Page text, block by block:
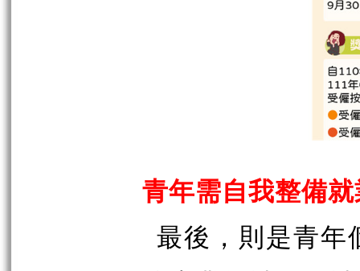
青年需自我整備
最後，則是青年